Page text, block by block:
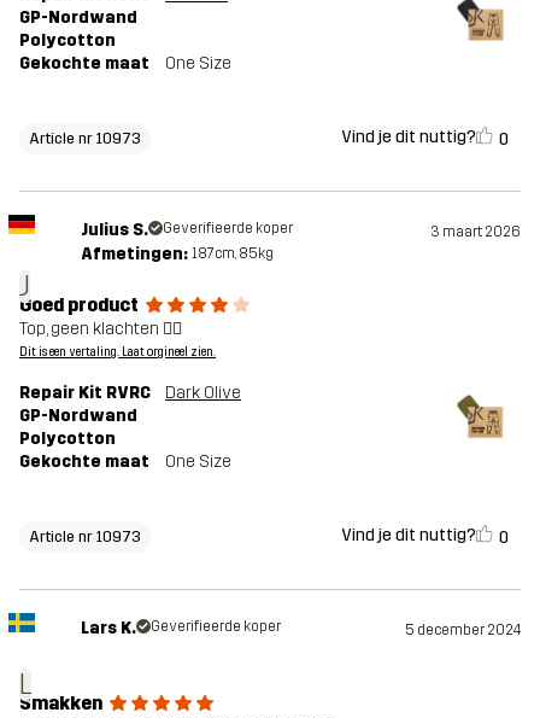
GP-Nordwand
Polycotton
Gekochte maat One Size
Article nr 10973 Vind je dit nuttig? 0
J
Julius S. Geverifieerde koper 3 maart 2026
Afmetingen: 187cm, 85kg
Goed product
Top, geen klachten 👍🏻
Dit is een vertaling. Laat orgineel zien.
Repair Kit RVRC
GP-Nordwand
Polycotton
Dark Olive
Gekochte maat One Size
Article nr 10973 Vind je dit nuttig? 0
L
Lars K. Geverifieerde koper 5 december 2024
Smakken